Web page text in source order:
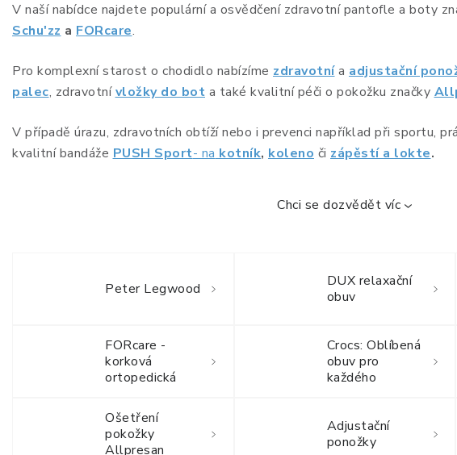
V naší nabídce najdete populární a osvědčení zdravotní pantofle a boty
Schu'zz a FORcare.
Pro komplexní starost o chodidlo nabízíme zdravotnía adjustační
palec, zdravotnívložky do bot a také kvalitní péči o pokožku značky
V případě úrazu, zdravotních obtíží nebo i prevenci například při sportu,
kvalitní bandáže PUSH Sport- na kotník, koleno či zápěstí a lokte.
Chci se dozvědět víc
Peter Legwood
DUX relaxační
obuv
FORcare -
korková
ortopedická
Crocs: Oblíbená
obuv pro
každého
Ošetření
pokožky
Allpresan
Adjustační
ponožky